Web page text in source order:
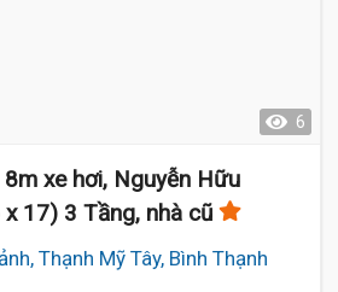
6
8m xe hơi, Nguyễn Hữu
x 17) 3 Tầng, nhà cũ
Thạnh Mỹ Tây, Bình Thạnh